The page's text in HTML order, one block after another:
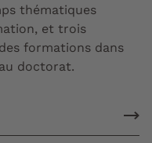
thématiques
et trois
formations dans
doctorat.